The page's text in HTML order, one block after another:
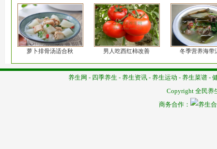
萝卜排骨汤适合秋 男人吃西红柿改善 冬季营养海带
养生网 - 四季养生 - 养生资讯 - 养生运动 - 养生菜谱 -
Copyright 全民养
商务合作：